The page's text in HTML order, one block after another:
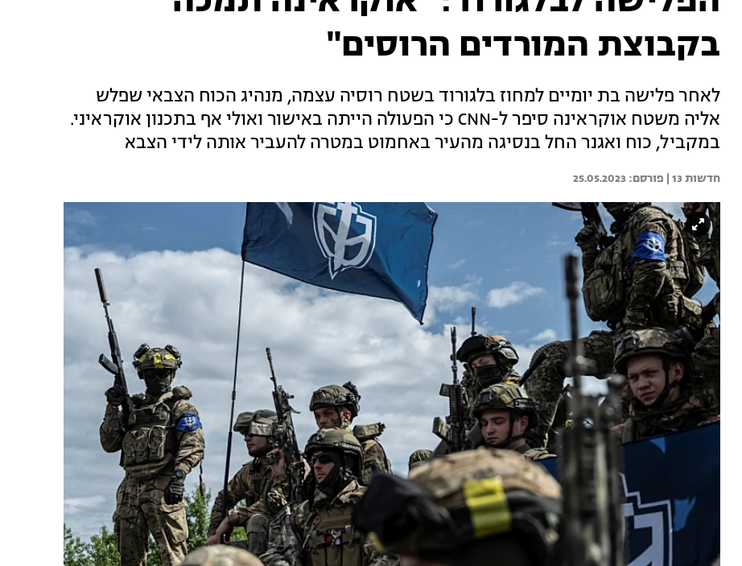
בקבוצת המורדים הרוסים"
לאחר פלישה בת יומיים למחוז בלגורוד בשטח רוסיה עצמה, מנהיג הכוח הצבאי שפלש
אליה משטח אוקראינה סיפר ל-CNN כי הפעולה הייתה באישור ואולי אף בתכנון אוקראיני.
במקביל, כוח ואגנר החל בנסיגה מהעיר באחמוט במטרה להעביר אותה לידי הצבא
חדשות 13 | 25.05.2023